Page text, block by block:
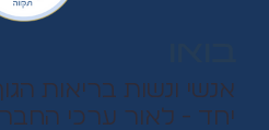
אנשי ונשות בריאות
יחד - לאור ערכי